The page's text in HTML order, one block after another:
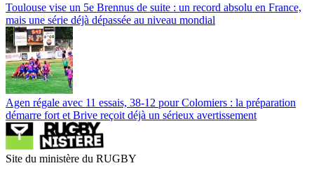
Toulouse vise un 5e Brennus de suite : un record absolu en France,
mais une série déjà dépassée au niveau mondial
Agen régale avec 11 essais, 38-12 pour Colomiers : la préparation
démarre fort et Brive reçoit déjà un sérieux avertissement
Site du ministère du RUGBY